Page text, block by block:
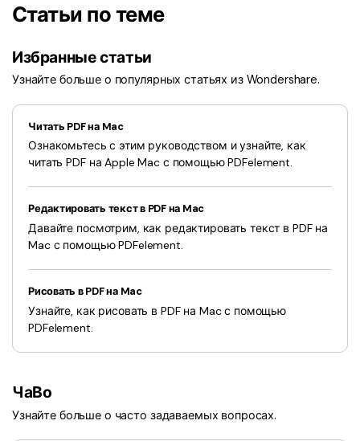
Статьи по теме
Избранные статьи
Узнайте больше о популярных статьях из Wondershare.
Читать PDF на Mac
Ознакомьтесь с этим руководством и узнайте, как
читать PDF на Apple Mac с помощью PDFelement.
Редактировать текст в PDF на Mac
Давайте посмотрим, как редактировать текст в PDF на
Mac с помощью PDFelement.
Рисовать в PDF на Mac
Узнайте, как рисовать в PDF на Mac с помощью
PDFelement.
ЧаВо
Узнайте больше о часто задаваемых вопросах.